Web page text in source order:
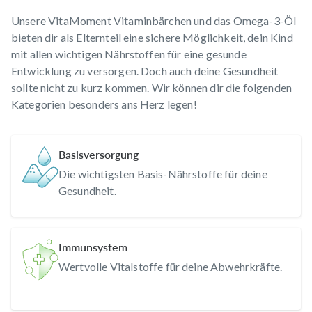
hochwertigen Vitaminen und Mineralstoffen.
Selbstverständlich sind die Vitaminbärchen frei von Zucker
und außerdem vegan.
Tipp: Auch große Naschkatzen lieben die Vitaminbärchen!
Omega-3-Öl
Besonders Fisch ist bei vielen Kindern unbeliebt. Doch
Entwicklung des Gehirns bei Säuglingen und Kindern. Liegt
bei Kindern ein Omega-3-Mangel vor, können
Schwierigkeiten bei der Konzentration und
Unsere VitaMoment Vitaminbärchen und das Omega-3-Öl
bieten dir als Elternteil eine sichere Möglichkeit, dein Kind
mit allen wichtigen Nährstoffen für eine gesunde
Entwicklung zu versorgen. Doch auch deine Gesundheit
sollte nicht zu kurz kommen. Wir können dir die folgenden
Kategorien besonders ans Herz legen!
Basisversorgung
Die wichtigsten Basis-Nährstoffe für deine
Gesundheit.
Immunsystem
Wertvolle Vitalstoffe für deine Abwehrkräfte.